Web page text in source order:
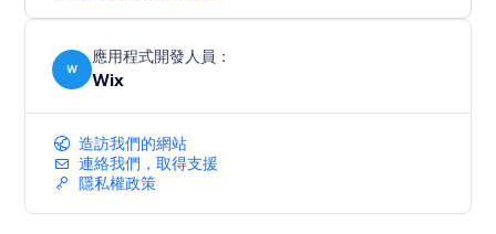
W
應用程式開發人員：
Wix
造訪我們的網站
連絡我們，取得支援
隱私權政策